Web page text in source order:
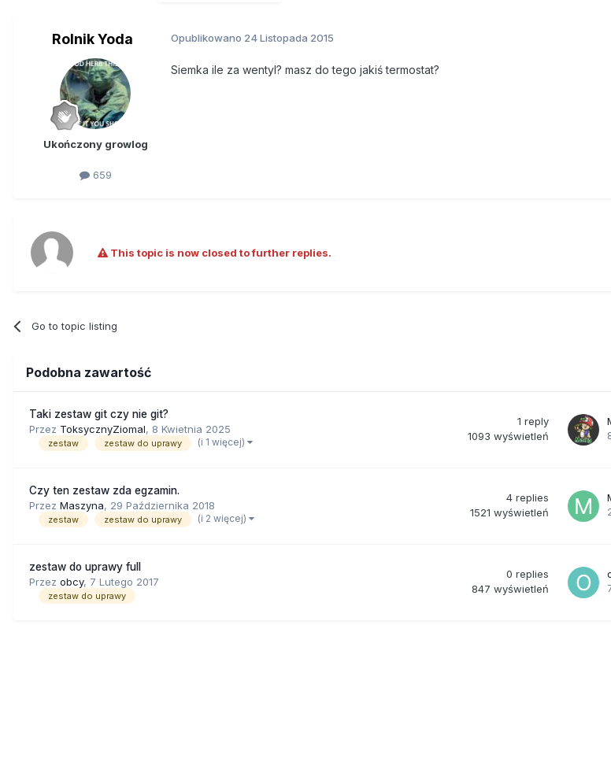
Rolnik Yoda
Ukończony growlog
659
Opublikowano 24 Listopada 2015
Siemka ile za wentyl? masz do tego jakiś termostat?
This topic is now closed to further replies.
Go to topic listing
Podobna zawartość
Taki zestaw git czy nie git?
Przez ToksycznyZiomal, 8 Kwietnia 2025
zestaw zestaw do uprawy (i 1 więcej)
1 reply
1093 wyświetleń
Czy ten zestaw zda egzamin.
Przez Maszyna, 29 Października 2018
zestaw zestaw do uprawy (i 2 więcej)
4 replies
1521 wyświetleń
zestaw do uprawy full
Przez obcy, 7 Lutego 2017
zestaw do uprawy
0 replies
847 wyświetleń